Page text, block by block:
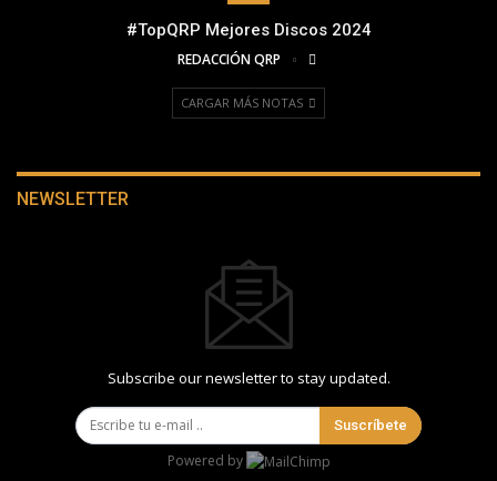
#TopQRP Mejores Discos 2024
REDACCIÓN QRP
CARGAR MÁS NOTAS
NEWSLETTER
Subscribe our newsletter to stay updated.
Suscríbete
Powered by